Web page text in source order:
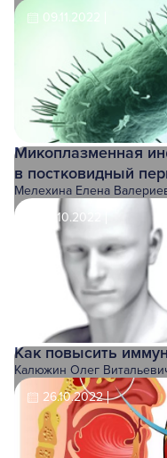
09.11.2022
Микоплазменная
в постковидный
Мелехина Елена
27.10.2022
Как повысить
Калюжин Олег
26.10.2022